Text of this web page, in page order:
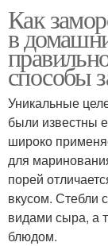
Как
в
способы
Уникальные
были известны
широко
для
порей
вкусом. Стебли
видами сыра, а
блюдом.